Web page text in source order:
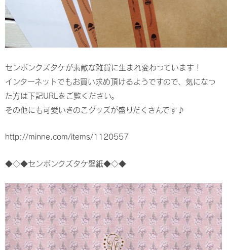
センボンクズタケが素敵な雑貨に生まれ変わっています！
インターネットでもお買い求め頂けるようですので、気になっ
た方は下記URLをご覧ください。
その他にも可愛いきのこグッズが盛りだくさんです♪
http://minne.com/items/1120557
◆◇◆センボンクズタケ壁紙◆◇◆